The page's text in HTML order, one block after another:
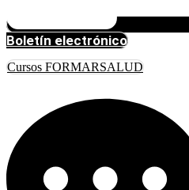
Boletín electrónico
Cursos FORMARSALUD